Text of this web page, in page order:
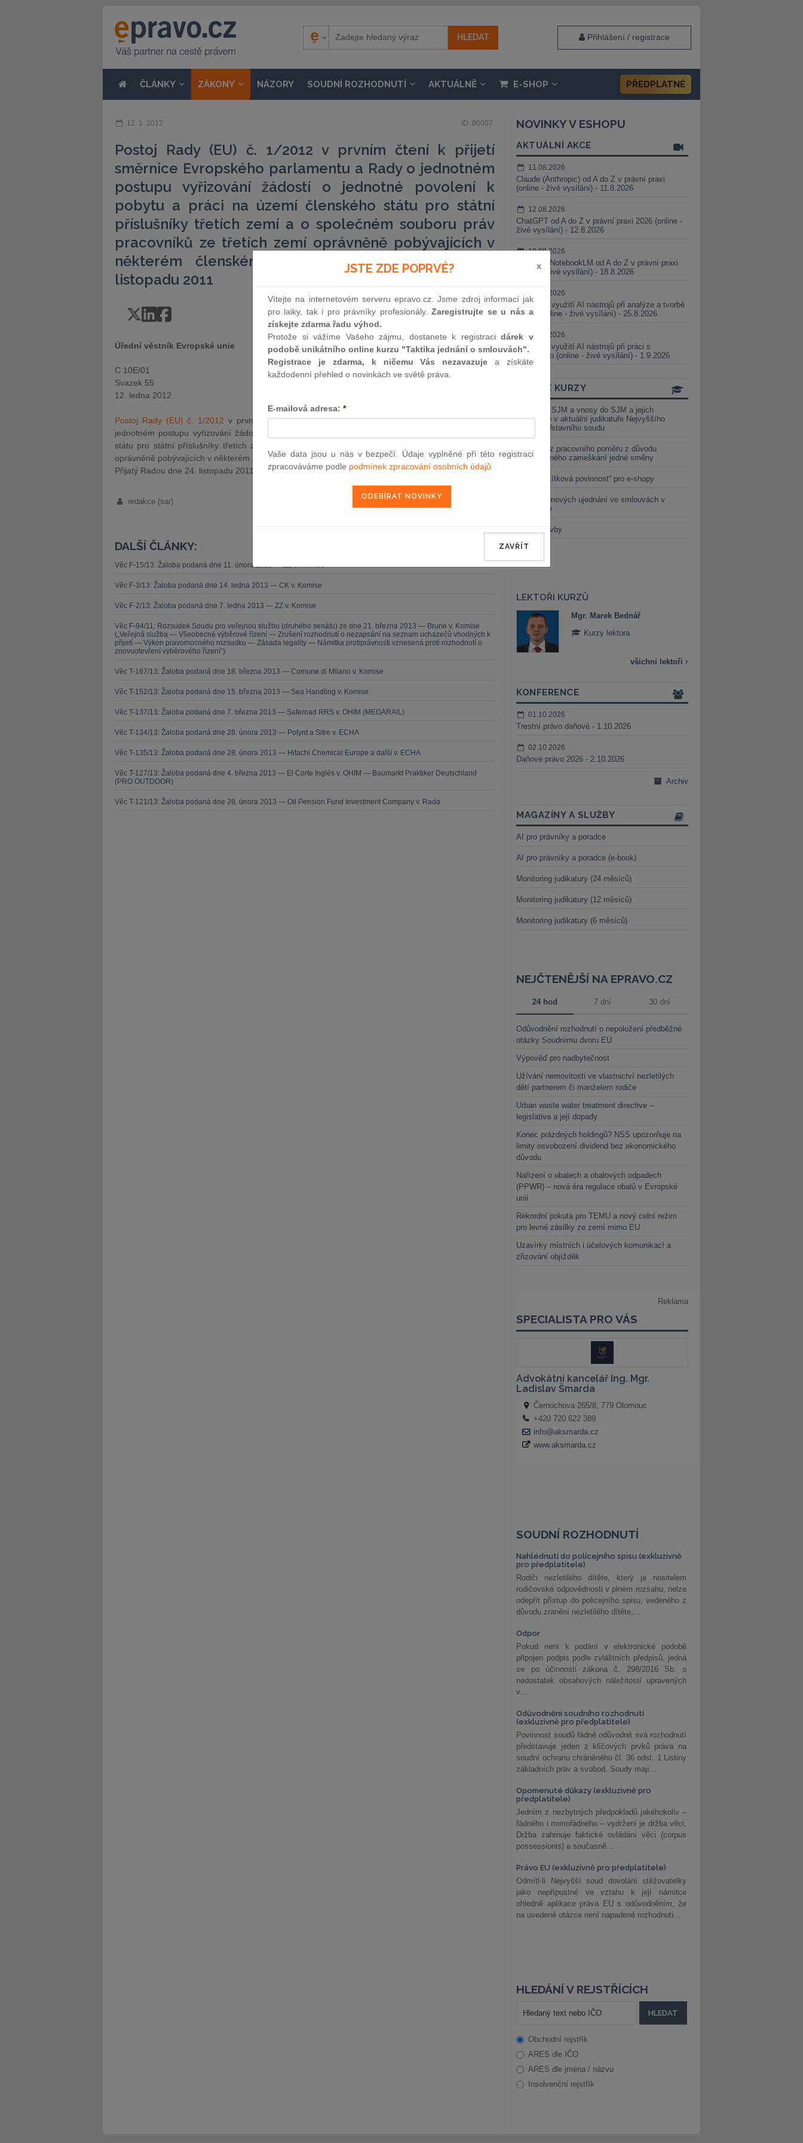
Přihlášení / registrace
ČLÁNKY ZÁKONY NÁZORY SOUDNÍ ROZHODNUTÍ AKTUÁLNĚ E-SHOP PŘEDPLATNÉ
12. 1. 2012 ID: 80007
Postoj Rady (EU) č. 1/2012 v prvním čtení k přijetí
směrnice Evropského parlamentu a Rady o jednotném
postupu vyřizování žádostí o jednotné povolení k
pobytu a práci na území členského státu pro státní
příslušníky třetích zemí a o společném souboru práv
pracovníků ze třetích zemí oprávněně pobývajících v
některém členském státě Přijatý Radou dne 24.
listopadu 2011
Úřední věstník Evropské unie
C 10E/01
Svazek 55
12. ledna 2012
Postoj Rady (EU) č. 1/2012 v prvním čtení k přijetí směrnice Evropského parlamentu a Rady o
jednotném postupu vyřizování žádostí o jednotné povolení k pobytu a práci na území členského
státu pro státní příslušníky třetích zemí a o společném souboru práv pracovníků ze třetích zemí
oprávněně pobývajících v některém členském státě
Přijatý Radou dne 24. listopadu 2011
redakce (sar)
DALŠÍ ČLÁNKY:
Věc F-15/13: Žaloba podaná dne 11. února 2013 — ZZ v. Komise
Věc F-3/13: Žaloba podaná dne 14. ledna 2013 — CK v. Komise
Věc F-2/13: Žaloba podaná dne 7. ledna 2013 — ZZ v. Komise
Věc F-94/11: Rozsudek Soudu pro veřejnou službu (druhého senátu) ze dne 21. března 2013 — Brune v. Komise
(„Veřejná služba — Všeobecné výběrové řízení — Zrušení rozhodnutí o nezapsání na seznam uchazečů vhodných k
přijetí — Výkon pravomocného rozsudku — Zásada legality — Námitka protiprávnosti vznesená proti rozhodnutí o
znovuotevření výběrového řízení“)
Věc T-167/13: Žaloba podaná dne 18. března 2013 — Comune di Milano v. Komise
Věc T-152/13: Žaloba podaná dne 15. března 2013 — Sea Handling v. Komise
Věc T-137/13: Žaloba podaná dne 7. března 2013 — Saferoad RRS v. OHIM (MEGARAIL)
Věc T-134/13: Žaloba podaná dne 28. února 2013 — Polynt a Sitre v. ECHA
Věc T-135/13: Žaloba podaná dne 28. února 2013 — Hitachi Chemical Europe a další v. ECHA
Věc T-127/13: Žaloba podaná dne 4. března 2013 — El Corte Inglés v. OHIM — Baumarkt Praktiker Deutschland
(PRO OUTDOOR)
Věc T-121/13: Žaloba podaná dne 28. února 2013 — Oil Pension Fund Investment Company v. Rada
NOVINKY V ESHOPU
AKTUÁLNÍ AKCE
11.08.2026
Claude (Anthropic) od A do Z v právní praxi
(online - živé vysílání) - 11.8.2026
12.08.2026
ChatGPT od A do Z v právní praxi 2026 (online -
živé vysílání) - 12.8.2026
18.08.2026
Gemini a NotebookLM od A do Z v právní praxi
(online - živé vysílání) - 18.8.2026
25.08.2026
Praktické využití AI nástrojů při analýze a tvorbě
smluv (online - živé vysílání) - 25.8.2026
01.09.2026
Praktické využití AI nástrojů při práci s
judikaturou (online - živé vysílání) - 1.9.2026
ONLINE KURZY
Vnosy ze SJM a vnosy do SJM a jejich
valorizace v aktuální judikatuře Nejvyššího
soudu a Ústavního soudu
Výpověď z pracovního poměru z důvodu
neomluveného zameškání jedné směny
Nová „tlačítková povinnost“ pro e-shopy
Změna cenových ujednání ve smlouvách v
energetice
Černé stavby
LEKTOŘI KURZŮ
Kurzy lektora
MCIArb
Kurzy lektora
Mgr. Marek Bednář
Kurzy lektora
všichni lektoři
KONFERENCE
01.10.2026
Trestní právo daňové - 1.10.2026
02.10.2026
Daňové právo 2026 - 2.10.2026
Archiv
MAGAZÍNY A SLUŽBY
AI pro právníky a poradce
AI pro právníky a poradce (e-book)
Monitoring judikatury (24 měsíců)
Monitoring judikatury (12 měsíců)
Monitoring judikatury (6 měsíců)
NEJČTENĚJŠÍ NA EPRAVO.CZ
24 hod 7 dní 30 dní
Odůvodnění rozhodnutí o nepoložení předběžné
otázky Soudnímu dvoru EU
Výpověď pro nadbytečnost
Užívání nemovitosti ve vlastnictví nezletilých
dětí partnerem či manželem rodiče
Urban waste water treatment directive –
legislativa a její dopady
Konec prázdných holdingů? NSS upozorňuje na
limity osvobození dividend bez ekonomického
důvodu
Nařízení o obalech a obalových odpadech
(PPWR) – nová éra regulace obalů v Evropské
unii
Rekordní pokuta pro TEMU a nový celní režim
pro levné zásilky ze zemí mimo EU
Uzavírky místních i účelových komunikací a
zřizování objížděk
SOUDNÍ ROZHODNUTÍ
Nahlédnutí do policejního spisu (exkluzivně
pro předplatitele)
Rodiči nezletilého dítěte, který je nositelem
rodičovské odpovědnosti v plném rozsahu, nelze
odepřít přístup do policejního spisu, vedeného z
důvodu zranění nezletilého dítěte,...
Odpor
Pokud není k podání v elektronické podobě
připojen podpis podle zvláštních předpisů, jedná
se po účinnosti zákona č. 298/2016 Sb. o
nedostatek obsahových náležitostí upravených
v...
Odůvodnění soudního rozhodnutí
(exkluzivně pro předplatitele)
Povinnost soudů řádně odůvodnit svá rozhodnutí
představuje jeden z klíčových prvků práva na
soudní ochranu chráněného čl. 36 odst. 1 Listiny
základních práv a svobod. Soudy mají...
Opomenuté důkazy (exkluzivně pro
předplatitele)
Jedním z nezbytných předpokladů jakéhokoliv –
řádného i mimořádného – vydržení je držba věci.
Držba zahrnuje faktické ovládání věci (corpus
possessionis) a současně...
Právo EU (exkluzivně pro předplatitele)
Odmítl-li Nejvyšší soud dovolání stěžovatelky
jako nepřípustné ve vztahu k její námitce
ohledně aplikace práva EU s odůvodněním, že
na uvedené otázce není napadené rozhodnutí...
HLEDÁNÍ V REJSTŘÍCÍCH
Obchodní rejstřík
ARES dle IČO
ARES dle jména / názvu
Insolvenční rejstřík
JSTE ZDE POPRVÉ? x
Vítejte na internetovém serveru epravo.cz. Jsme zdroj informací jak
pro laiky, tak i pro právníky profesionály.Zaregistrujte se u nás a
získejte zdarma řadu výhod.
Protože si vážíme Vašeho zájmu, dostanete k registracidárek v
podobě unikátního online kurzu "Taktika jednání o smlouvách".
Registrace je zdarma, k ničemu Vás nezavazuje a získáte
každodenní přehled o novinkách ve světě práva.
E-mailová adresa: *
Vaše data jsou u nás v bezpečí. Údaje vyplněné při této registraci
zpracováváme podle podmínek zpracování osobních údajů
ZAVŘÍT